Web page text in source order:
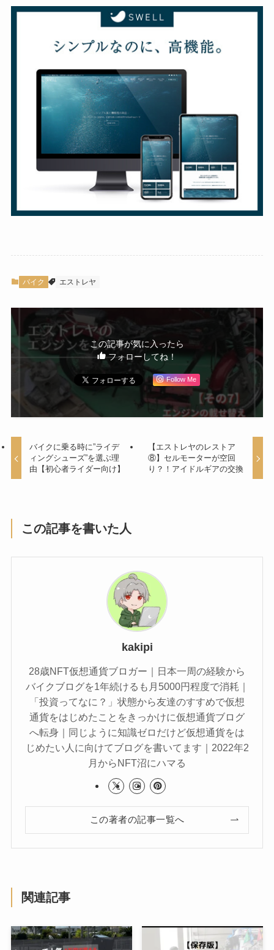
バイク エストレヤ
この記事が気に入ったら
フォローしてね！
Follow Me
バイクに乗る時に”ライデ
ィングシューズ”を選ぶ理
由【初心者ライダー向け】
【エストレヤのレストア
⑧】セルモーターが空回
り？！アイドルギアの交換
この記事を書いた人
kakipi
28歳NFT仮想通貨ブロガー｜日本一周の経験から
バイクブログを1年続けるも月5000円程度で消耗｜
「投資ってなに？」状態から友達のすすめで仮想
通貨をはじめたことをきっかけに仮想通貨ブログ
へ転身｜同じように知識ゼロだけど仮想通貨をは
じめたい人に向けてブログを書いてます｜2022年2
月からNFT沼にハマる
この著者の記事一覧へ
関連記事